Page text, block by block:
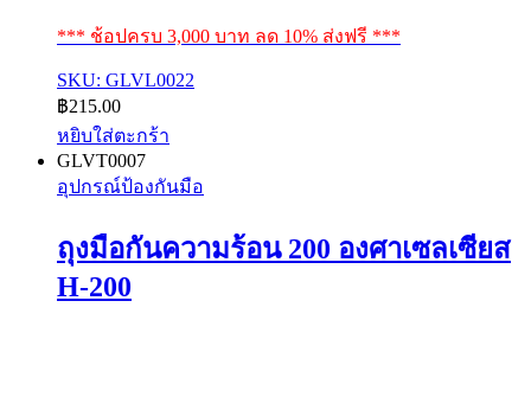
*** ช้อปครบ 3,000 บาท ลด 10% ส่งฟรี ***
SKU: GLVL0022
฿215.00
หยิบใส่ตะกร้า
GLVT0007
อุปกรณ์ป้องกันมือ
ถุงมือกันความร้อน 200 องศาเซลเซียส
H-200